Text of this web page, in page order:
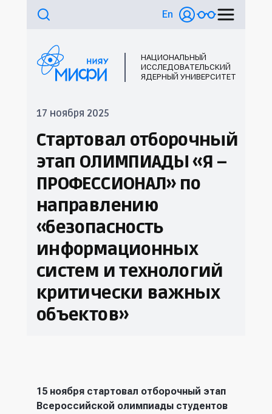
En
НАЦИОНАЛЬНЫЙ
ИССЛЕДОВАТЕЛЬСКИЙ
ЯДЕРНЫЙ УНИВЕРСИТЕТ
17 ноября 2025
Стартовал отборочный
этап ОЛИМПИАДЫ «Я –
ПРОФЕССИОНАЛ» по
направлению
«безопасность
информационных
систем и технологий
критически важных
объектов»
15 ноября стартовал отборочный этап
Всероссийской олимпиады студентов